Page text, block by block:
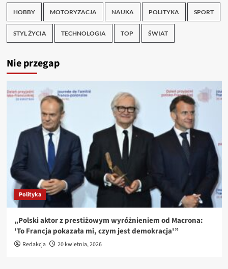
HOBBY MOTORYZACJA NAUKA POLITYKA SPORT
STYL ŻYCIA TECHNOLOGIA TOP ŚWIAT
Nie przegap
Polityka
„Polski aktor z prestiżowym wyróżnieniem od Macrona:
'To Francja pokazała mi, czym jest demokracja'”
Redakcja 20 kwietnia, 2026